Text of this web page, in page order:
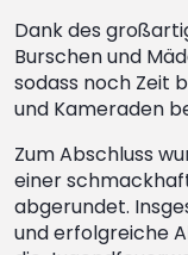
Dank des
Burschen und
sodass noch Zeit
und Kameraden
Zum Abschluss
einer
abgerundet.
und erfolgreiche